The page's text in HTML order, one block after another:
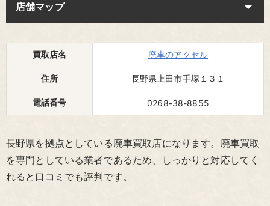
店舗マップ
買取店名 廃車のアクセル
住所 長野県上田市手塚１３１
電話番号 0268-38-8855
長野県を拠点としている廃車買取店になります。廃車買取
を専門としている業者であるため、しっかりと対応してく
れると口コミでも評判です。